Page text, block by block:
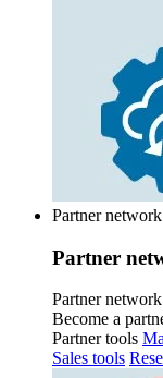
Partner network
Partner
Partner network
Become a
Partner tools
Sales tools